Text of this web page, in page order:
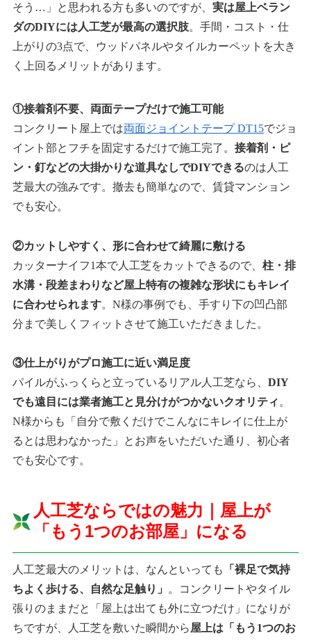
そう…」と思われる方も多いのですが、実は屋上ベラン
ダのDIYには人工芝が最高の選択肢。手間・コスト・仕
上がりの3点で、ウッドパネルやタイルカーペットを大き
く上回るメリットがあります。
①接着剤不要、両面テープだけで施工可能
コンクリート屋上では両面ジョイントテープ DT15でジョ
イント部とフチを固定するだけで施工完了。接着剤・ピ
ン・釘などの大掛かりな道具なしでDIYできるのは人工
芝最大の強みです。撤去も簡単なので、賃貸マンション
でも安心。
②カットしやすく、形に合わせて綺麗に敷ける
カッターナイフ1本で人工芝をカットできるので、柱・排
水溝・段差まわりなど屋上特有の複雑な形状にもキレイ
に合わせられます。N様の事例でも、手すり下の凹凸部
分まで美しくフィットさせて施工いただきました。
③仕上がりがプロ施工に近い満足度
パイルがふっくらと立っているリアル人工芝なら、DIY
でも遠目には業者施工と見分けがつかないクオリティ 。
N様からも「自分で敷くだけでこんなにキレイに仕上が
るとは思わなかった」とお声をいただいた通り、初心者
でも安心です。
人工芝ならではの魅力｜屋上が
「もう1つのお部屋」になる
人工芝最大のメリットは、なんといっても
「裸足で気持
ちよく歩ける、自然な足触り」
。コンクリートやタイル
張りのままだと「屋上は出ても外に立つだけ」になりが
ちですが、人工芝を敷いた瞬間から屋上は「もう1つのお